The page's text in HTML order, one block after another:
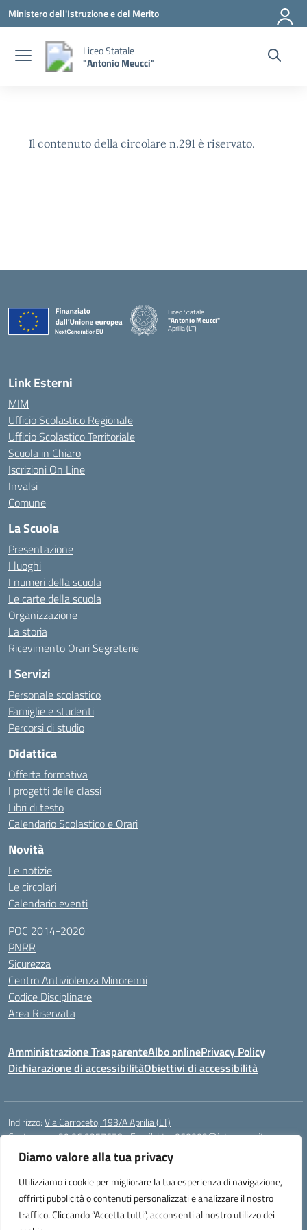
Diamo valore alla tua privacy
Utilizziamo i cookie per migliorare la tua esperienza di navigazione,
offrirti pubblicità o contenuti personalizzati e analizzare il nostro
traffico. Cliccando “Accetta tutti”, acconsenti al nostro utilizzo dei
Vai ai contenuti
Vai al menu di navigazione
Vai al footer
Ministero dell'Istruzione e del Merito
Liceo Statale
"Antonio Meucci"
Il contenuto della circolare n.291 è riservato.
Liceo Statale
"Antonio Meucci"
Aprilia (LT)
Link Esterni
MIM
Ufficio Scolastico Regionale
Ufficio Scolastico Territoriale
Scuola in Chiaro
Iscrizioni On Line
Invalsi
Comune
La Scuola
Presentazione
I luoghi
I numeri della scuola
Le carte della scuola
Organizzazione
La storia
Ricevimento Orari Segreterie
I Servizi
Personale scolastico
Famiglie e studenti
Percorsi di studio
Didattica
Offerta formativa
I progetti delle classi
Libri di testo
Calendario Scolastico e Orari
Novità
Le notizie
Le circolari
Calendario eventi
POC 2014-2020
PNRR
Sicurezza
Centro Antiviolenza Minorenni
Codice Disciplinare
Area Riservata
Amministrazione TrasparenteAlbo onlinePrivacy Policy
Dichiarazione di accessibilitàObiettivi di accessibilità
Indirizzo:Via Carroceto, 193/A Aprilia (LT)
Centralino:+39 06 9257678 Email:Ltps060002@istruzione.it
Posta elettronica certificata (PEC): Ltps060002@pec.istruzione.it
Codice fiscale: 91001930592
Codice meccanografico: LTPS060002